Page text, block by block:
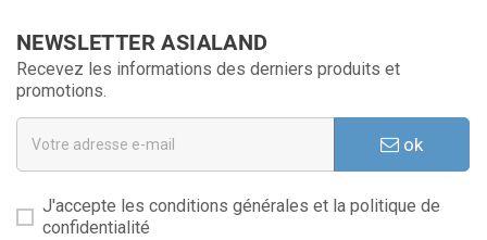
NEWSLETTER ASIALAND
Recevez les informations des derniers produits et
promotions.
ok
J'accepte les conditions générales et la politique de
confidentialité